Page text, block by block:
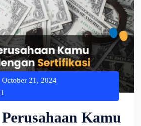
October 21, 2024
Kamu